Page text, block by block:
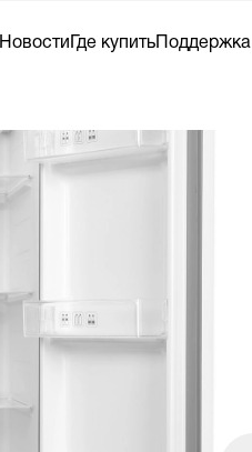
Новости Где купить Поддержка